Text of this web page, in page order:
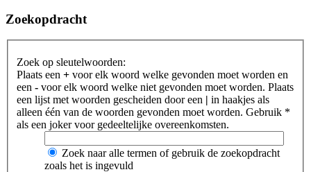
Zoekopdracht
Zoek op sleutelwoorden:
Plaats een + voor elk woord welke gevonden moet worden en
een - voor elk woord welke niet gevonden moet worden. Plaats
een lijst met woorden gescheiden door een | in haakjes als
alleen één van de woorden gevonden moet worden. Gebruik *
als een joker voor gedeeltelijke overeenkomsten.
Zoek naar alle termen of gebruik de zoekopdracht
zoals het is ingevuld